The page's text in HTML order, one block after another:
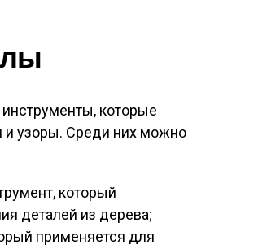
которые
и узоры. Среди них можно
который
деталей из дерева;
применяется для